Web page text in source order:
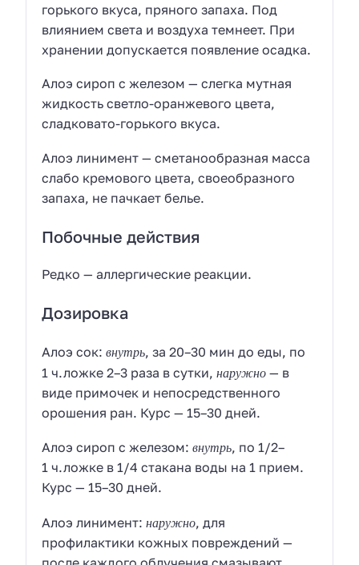
горького вкуса, пряного запаха. Под
влиянием света и воздуха темнеет. При
хранении допускается появление осадка.
Алоэ сироп с железом — слегка мутная
жидкость светло-оранжевого цвета,
сладковато-горького вкуса.
Алоэ линимент — сметанообразная масса
слабо кремового цвета, своеобразного
запаха, не пачкает белье.
Побочные действия
Редко — аллергические реакции.
Дозировка
Алоэ сок:внутрь, за 20–30 мин до еды, по
1 ч.ложке 2–3 раза в сутки,наружно — в
виде примочек и непосредственного
орошения ран. Курс — 15–30 дней.
Алоэ сироп с железом:внутрь, по 1/2–
1 ч.ложке в 1/4 стакана воды на 1 прием.
Курс — 15–30 дней.
Алоэ линимент:наружно, для
профилактики кожных повреждений —